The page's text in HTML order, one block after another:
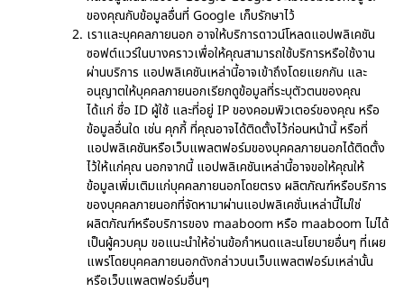
ของคุณกับข้อมูลอื่นที่ Google เก็บรักษาไว้
เราและบุคคลภายนอก อาจให้บริการดาวน์โหลดแอปพลิเคชัน
ซอฟต์แวร์ในบางคราวเพื่อให้คุณสามารถใช้บริการหรือใช้งาน
ผ่านบริการ แอปพลิเคชันเหล่านี้อาจเข้าถึงโดยแยกกัน และ
อนุญาตให้บุคคลภายนอกเรียกดูข้อมูลที่ระบุตัวตนของคุณ
ได้แก่ ชื่อ ID ผู้ใช้ และที่อยู่ IP ของคอมพิวเตอร์ของคุณ หรือ
ข้อมูลอื่นใด เช่น คุกกี้ ที่คุณอาจได้ติดตั้งไว้ก่อนหน้านี้ หรือที่
แอปพลิเคชันหรือเว็บแพลตฟอร์มของบุคคลภายนอกได้ติดตั้ง
ไว้ให้แก่คุณ นอกจากนี้ แอปพลิเคชันเหล่านี้อาจขอให้คุณให้
ข้อมูลเพิ่มเติมแก่บุคคลภายนอกโดยตรง ผลิตภัณฑ์หรือบริการ
ของบุคคลภายนอกที่จัดหามาผ่านแอปพลิเคชั่นเหล่านี้ไม่ใช่
ผลิตภัณฑ์หรือบริการของ maaboom หรือ maaboom ไม่ได้
เป็นผู้ควบคุม ขอแนะนำให้อ่านข้อกำหนดและนโยบายอื่นๆ ที่เผย
แพร่โดยบุคคลภายนอกดังกล่าวบนเว็บแพลตฟอร์มเหล่านั้น
หรือเว็บแพลตฟอร์มอื่นๆ